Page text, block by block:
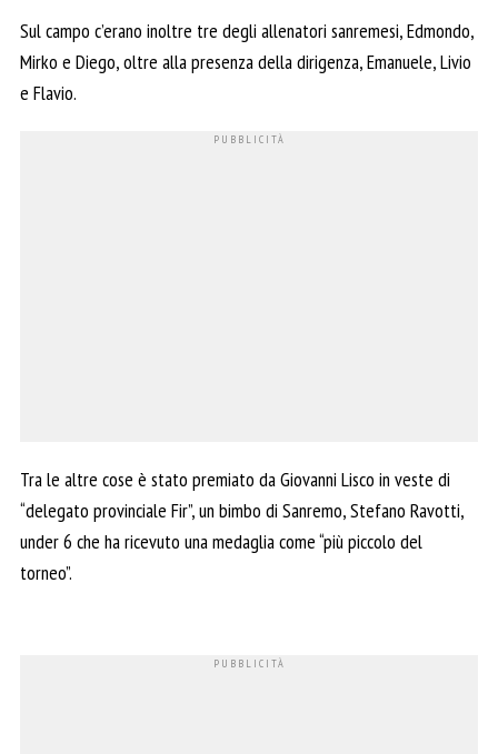
Sul campo c’erano inoltre tre degli allenatori sanremesi, Edmondo,
Mirko e Diego, oltre alla presenza della dirigenza, Emanuele, Livio
e Flavio.
Tra le altre cose è stato premiato da Giovanni Lisco in veste di
“delegato provinciale Fir”, un bimbo di Sanremo, Stefano Ravotti,
under 6 che ha ricevuto una medaglia come “più piccolo del
torneo”.